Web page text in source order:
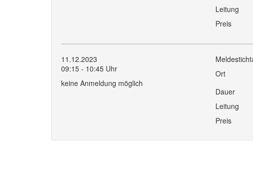
Leitung
Preis
11.12.2023
09:15 - 10:45 Uhr
keine Anmeldung möglich
Ort
Dauer
Leitung
Preis